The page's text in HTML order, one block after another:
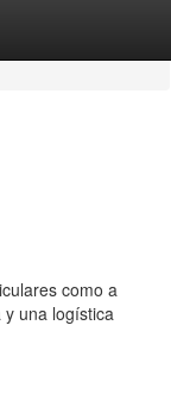
como a
una logística